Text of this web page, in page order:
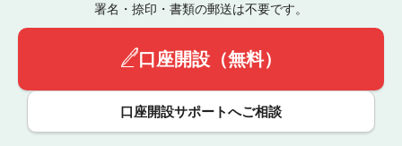
署名・捺印・書類の郵送は不要です。
口座開設（無料）
口座開設サポートへご相談